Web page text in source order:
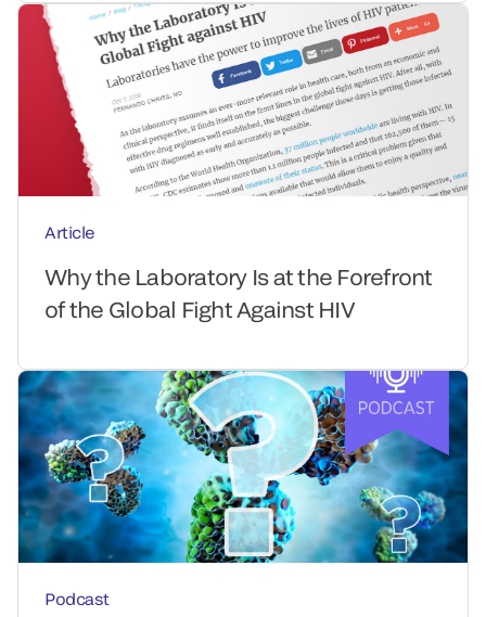
Article
Why the Laboratory Is at the Forefront
of the Global Fight Against HIV
Podcast